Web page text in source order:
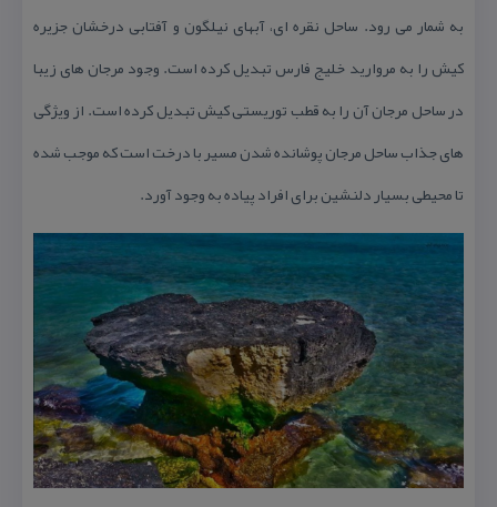
به شمار می رود. ساحل نقره ای، آبهای نیلگون و آفتابی درخشان جزیره
كیش را به مروارید خلیج فارس تبدیل كرده است. وجود مرجان های زیبا
در ساحل مرجان آن را به قطب توریستی كیش تبدیل كرده است. از ویژگی
های جذاب ساحل مرجان پوشانده شدن مسیر با درخت است كه موجب شده
تا محیطی بسیار دلنشین برای افراد پیاده به وجود آورد.